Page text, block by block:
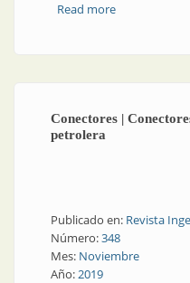
Read moreabout Diseño
Conectores |
petrolera
Publicado en: Revista
Número:348
Mes: Noviembre
Año:2019